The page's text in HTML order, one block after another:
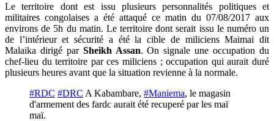
Le territoire dont est issu plusieurs personnalités politiques et
militaires congolaises a été attaqué ce matin du 07/08/2017 aux
environs de 5h du matin. Le territoire dont serait issu le numéro un
de l’intérieur et sécurité a été la cible de miliciens Maimai dit
Malaika dirigé par Sheikh Assan. On signale une occupation du
chef-lieu du territoire par ces miliciens ; occupation qui aurait duré
plusieurs heures avant que la situation revienne à la normale.
#RDC #DRC A Kabambare, #Maniema, le magasin
d'armement des fardc aurait été recuperé par les maï
maï.